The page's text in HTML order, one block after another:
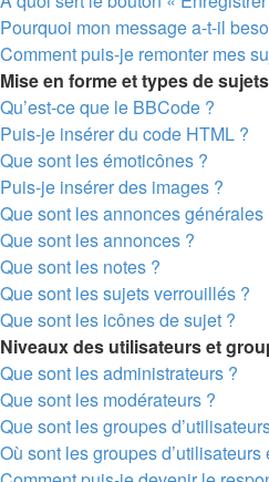
Pourquoi mon message a-t-il
Comment puis-je remonter mes
Mise en forme et types de sujets
Qu’est-ce que le BBCode ?
Puis-je insérer du code HTML ?
Que sont les émoticônes ?
Puis-je insérer des images ?
Que sont les annonces générales
Que sont les annonces ?
Que sont les notes ?
Que sont les sujets verrouillés ?
Que sont les icônes de sujet ?
Niveaux des utilisateurs et
Que sont les administrateurs ?
Que sont les modérateurs ?
Que sont les groupes
Où sont les groupes